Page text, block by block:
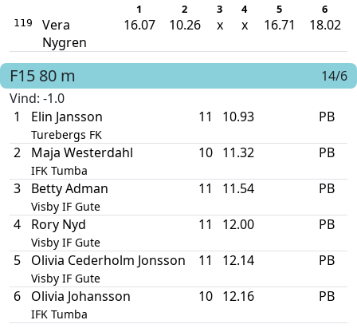
1 2 3 4 5 6
119
Vera
Nygren
16.07 10.26 x x 16.71 18.02
F15 80 m
14/6
Vind: -1.0
1
Elin Jansson
Turebergs FK
11 10.93 PB
2 Maja Westerdahl
IFK Tumba
10 11.32 PB
3 Betty Adman
Visby IF Gute
11 11.54 PB
4 Rory Nyd
Visby IF Gute
11 12.00 PB
5 Olivia Cederholm Jonsson
Visby IF Gute
11 12.14 PB
6 Olivia Johansson
IFK Tumba
10 12.16 PB